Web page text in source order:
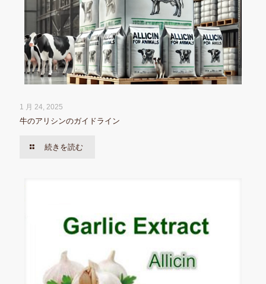
1 月 24, 2025
牛のアリシンのガイドライン
続きを読む